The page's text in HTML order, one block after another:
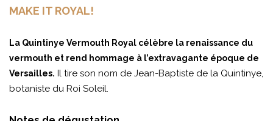
MAKE IT ROYAL!
La Quintinye Vermouth Royal célèbre la renaissance du
vermouth et rend hommage à l’extravagante époque de
Versailles. Il tire son nom de Jean-Baptiste de la Quintinye,
botaniste du Roi Soleil.